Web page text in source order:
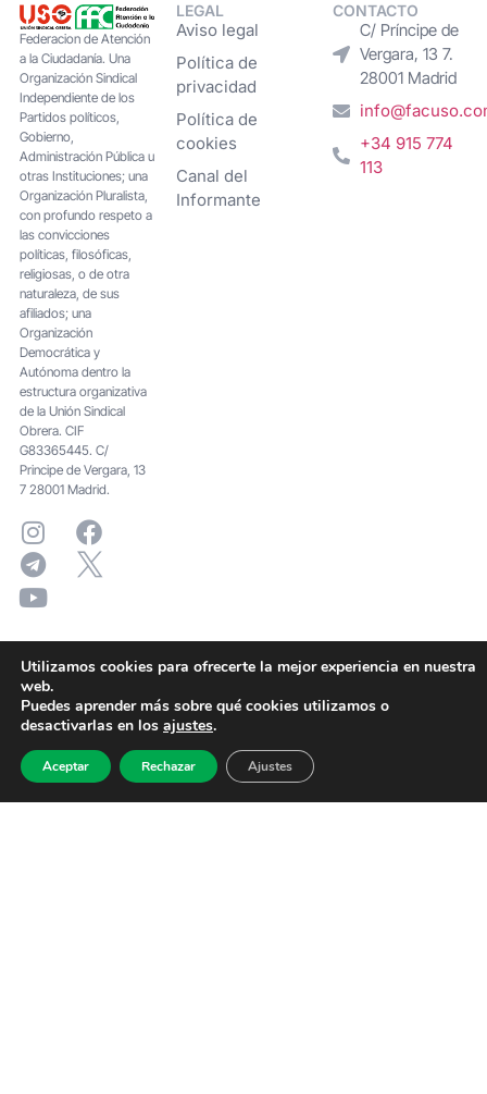
Federacion de Atención
a la Ciudadanía. Una
Organización Sindical
Independiente de los
Partidos políticos,
Gobierno,
Administración Pública u
otras Instituciones; una
Organización Pluralista,
con profundo respeto a
las convicciones
políticas, filosóficas,
religiosas, o de otra
naturaleza, de sus
afiliados; una
Organización
Democrática y
Autónoma dentro la
estructura organizativa
de la Unión Sindical
Obrera. CIF
G83365445. C/
Principe de Vergara, 13
7 28001 Madrid.
LEGAL
Aviso legal
Política de
privacidad
Política de
cookies
Canal del
Informante
CONTACTO
C/ Príncipe de
Vergara, 13 7.
28001 Madrid
+34 915 774
113
Utilizamos cookies para ofrecerte la mejor experiencia en nuestra
web.
Puedes aprender más sobre qué cookies utilizamos o
desactivarlas en los ajustes.
Aceptar Rechazar Ajustes